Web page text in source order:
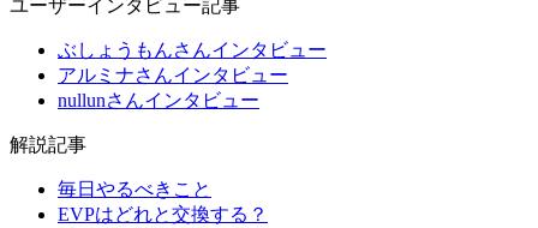
ユーザーインタビュー記事
ぶしょうもんさんインタビュー
アルミナさんインタビュー
nullunさんインタビュー
解説記事
毎日やるべきこと
EVPはどれと交換する？